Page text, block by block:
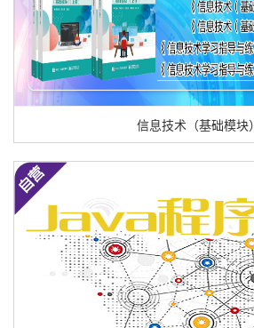
信息技术（基础模块）